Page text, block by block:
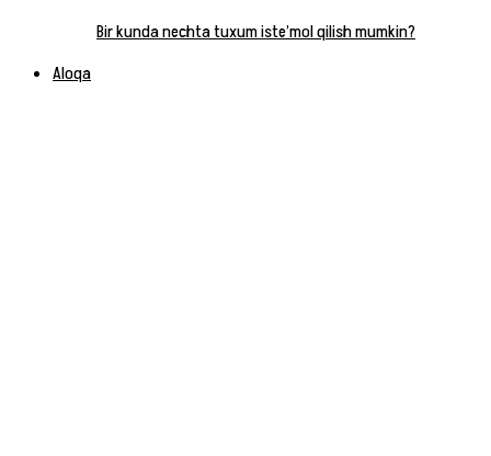
Bir kunda nechta tuxum iste’mol qilish mumkin?
Aloqa